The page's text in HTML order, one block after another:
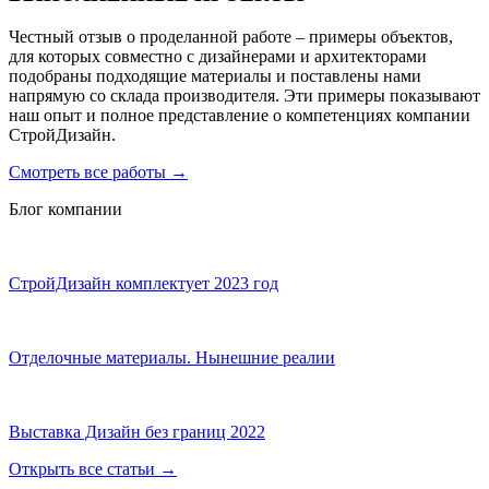
Честный отзыв о проделанной работе – примеры объектов,
для которых совместно с дизайнерами и архитекторами
подобраны подходящие материалы и поставлены нами
напрямую со склада производителя. Эти примеры показывают
наш опыт и полное представление о компетенциях компании
СтройДизайн.
Смотреть все работы →
Блог компании
СтройДизайн комплектует 2023 год
Отделочные материалы. Нынешние реалии
Выставка Дизайн без границ 2022
Открыть все статьи →